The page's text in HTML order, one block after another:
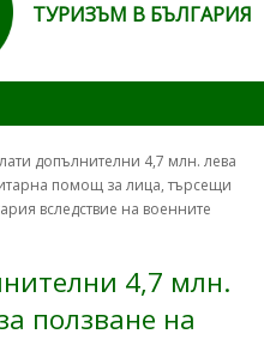
ТУРИЗЪМ В БЪЛГАРИЯ
допълнителни 4,7 млн. лева
помощ за лица, търсещи
вследствие на военните
4,7 млн.
ползване на